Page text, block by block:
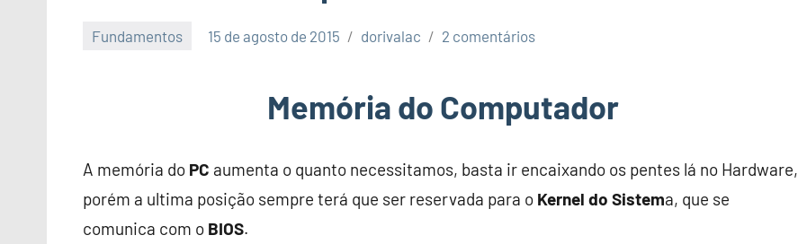
Fundamentos 15 de agosto de 2015 dorivalac 2 comentários
Memória do Computador
A memória do PC aumenta o quanto necessitamos, basta ir encaixando os pentes lá no Hardware,
porém a ultima posição sempre terá que ser reservada para o Kernel do Sistema, que se
comunica com o BIOS.